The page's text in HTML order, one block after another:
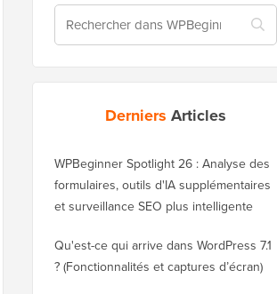
Derniers Articles
WPBeginner Spotlight 26 : Analyse des
formulaires, outils d'IA supplémentaires
et surveillance SEO plus intelligente
Qu'est-ce qui arrive dans WordPress 7.1
? (Fonctionnalités et captures d’écran)